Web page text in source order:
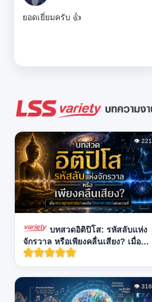
ผลงาน "คลิปวีดีโอการแสดง
วิบูลย์" ของนักเรียนอ.3 จาก
ลงมือปฏิบัติจริง กิจกรรมมีความ
แบบลงมือปฏิบัติ ขอให้นักเรียนและ
คณะครูสร้างสรรค์กิจกรรมดี ๆ แบบ
นี้ต่อไป 🌟👍❤️
👁 221
บทสวดอิติปิโส: รหัสลับแห่ง
จักรวาล หรือเพียงคลื่นเสียง? เมื่อ
พระพุทธศาสนาพบกับวิทยาศาสตร์
แห่งความถี่
👁 316